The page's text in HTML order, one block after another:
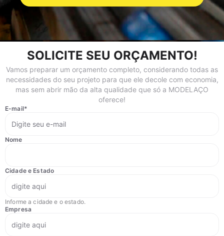
SOLICITE SEU ORÇAMENTO!
Vamos preparar um orçamento completo, considerando todas as
necessidades do seu projeto para que ele decole com economia,
mas sem abrir mão da alta qualidade que só a MODELAÇO
oferece!
E-mail*
Nome
Cidade e Estado
Informe a cidade e o estado.
Empresa